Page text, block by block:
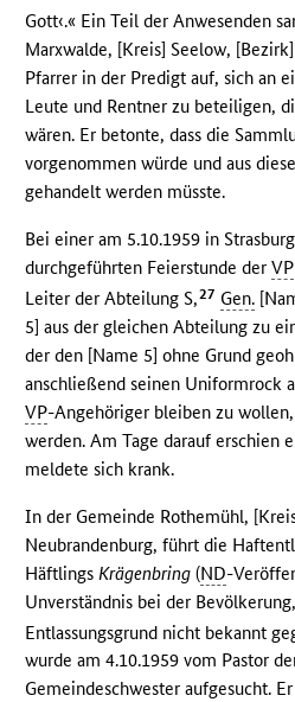
Gott‹.« Ein Teil der Anwesenden
Marxwalde, [Kreis] Seelow,
Pfarrer in der Predigt auf, sich an
Leute und Rentner zu beteiligen,
wären. Er betonte, dass die
vorgenommen würde und aus
gehandelt werden müsste.
Bei einer am 5.10.1959 in
durchgeführten Feierstunde derVP
Leiter der Abteilung S,27 Gen.
5] aus der gleichen Abteilung zu
der den [Name 5] ohne Grund
anschließend seinen Uniformrock
VP-Angehöriger bleiben zu
werden. Am Tage darauf erschien
meldete sich krank.
In der Gemeinde Rothemühl,
Neubrandenburg, führt die
Häftlings Krägenbring (ND-
Unverständnis bei der
Entlassungsgrund nicht bekannt
wurde am 4.10.1959 vom Pastor
Gemeindeschwester aufgesucht.